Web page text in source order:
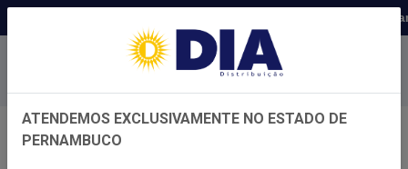
Distribuidora há 22 anos em
Baixe já nosso APP
ATENDEMOS EXCLUSIVAMENTE NO ESTADO DE
PERNAMBUCO